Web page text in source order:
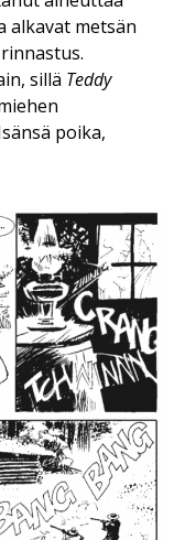
alkavat metsän
sillä Teddy
poika,